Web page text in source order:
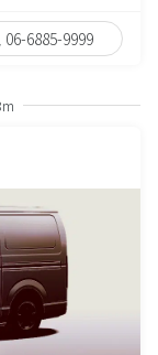
06-6885-9999